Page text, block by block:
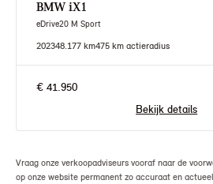
BMW iX1
eDrive20 M Sport
202348.177 km475 km actieradius
€ 41.950
Bekijk details
Vraag onze verkoopadviseurs vooraf naar de
op onze website permanent zo accuraat en